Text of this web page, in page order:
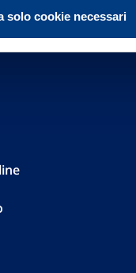
solo cookie necessari